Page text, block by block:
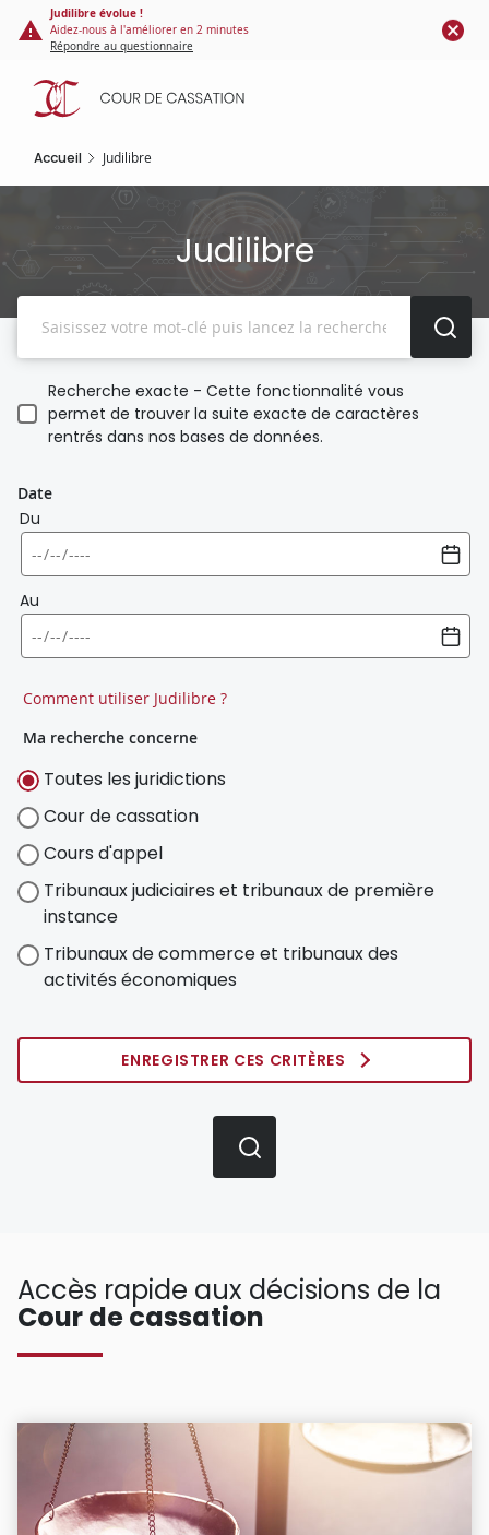
Panneau de gestion des cookies
contenu
principal
Judilibre évolue !
Aidez-nous à l'améliorer en 2 minutes
Répondre au questionnaire
Accueil Judilibre
Judilibre
Recherche exacte - Cette fonctionnalité vous
permet de trouver la suite exacte de caractères
rentrés dans nos bases de données.
Date
Du
Au
Comment utiliser Judilibre ?
Ma recherche concerne
Toutes les juridictions
Cour de cassation
Cours d'appel
Tribunaux judiciaires et tribunaux de première
instance
Tribunaux de commerce et tribunaux des
activités économiques
ENREGISTRER CES CRITÈRES
Accès rapide aux décisions de la
Cour de cassation